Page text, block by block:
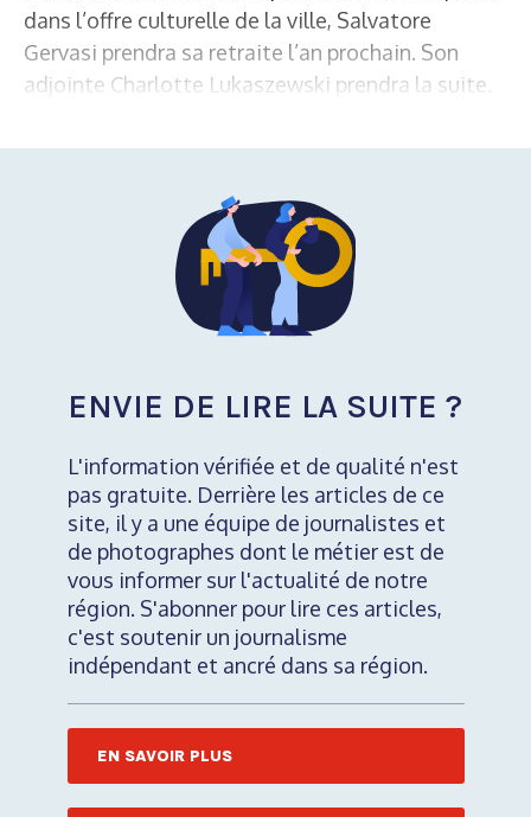
dans l’offre culturelle de la ville, Salvatore
Gervasi prendra sa retraite l’an prochain. Son
adjointe Charlotte Lukaszewski prendra la suite.
ENVIE DE LIRE LA SUITE ?
L'information vérifiée et de qualité n'est
pas gratuite. Derrière les articles de ce
site, il y a une équipe de journalistes et
de photographes dont le métier est de
vous informer sur l'actualité de notre
région. S'abonner pour lire ces articles,
c'est soutenir un journalisme
indépendant et ancré dans sa région.
EN SAVOIR PLUS